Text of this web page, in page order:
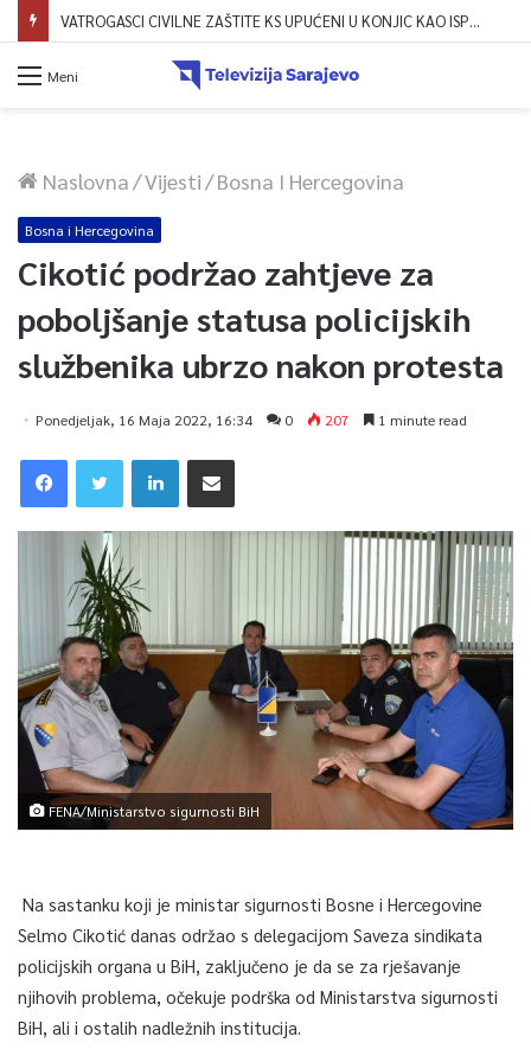
VATROGASCI CIVILNE ZAŠTITE KS UPUĆENI U KONJIC KAO ISPOMOĆ U GAŠENJU POŽARA
Meni
Naslovna/Vijesti/Bosna I Hercegovina
Bosna i Hercegovina
Cikotić podržao zahtjeve za
poboljšanje statusa policijskih
službenika ubrzo nakon protesta
Ponedjeljak, 16 Maja 2022, 16:34 0 207 1 minute read
FENA/Ministarstvo sigurnosti BiH
Na sastanku koji je ministar sigurnosti Bosne i Hercegovine
Selmo Cikotić danas održao s delegacijom Saveza sindikata
policijskih organa u BiH, zaključeno je da se za rješavanje
njihovih problema, očekuje podrška od Ministarstva sigurnosti
BiH, ali i ostalih nadležnih institucija.